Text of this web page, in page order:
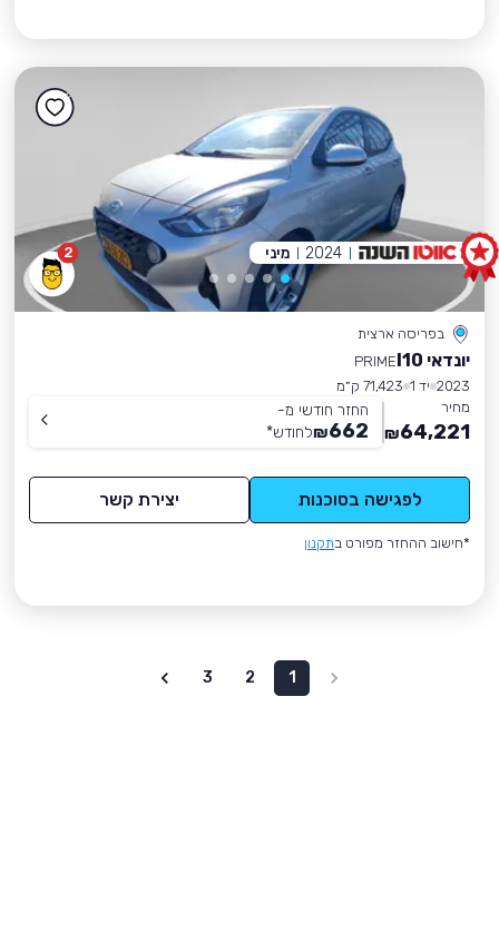
2
בפריסה ארצית
יונדאי I10
PRIME
2023 יד 1
71,423 ק״מ
מחיר
64,221
₪
החזר חודשי מ-
662
₪לחודש*
לפגישה בסוכנות יצירת קשר
*חישוב ההחזר מפורט בתקנון
2024 מיני
1
2
3